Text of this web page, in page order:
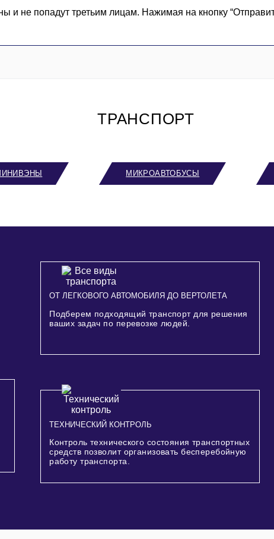
и не попадут третьим лицам. Нажимая на кнопку
ТРАНСПОРТ
МИКРОАВТОБУСЫ
ОТ ЛЕГКОВОГО АВТОМОБИЛЯ ДО ВЕРТОЛЕТА
Подберем подходящий транспорт для решения
ваших задач по перевозке людей.
ТЕХНИЧЕСКИЙ КОНТРОЛЬ
Контроль технического состояния транспортных
средств позволит организовать бесперебойную
работу транспорта.